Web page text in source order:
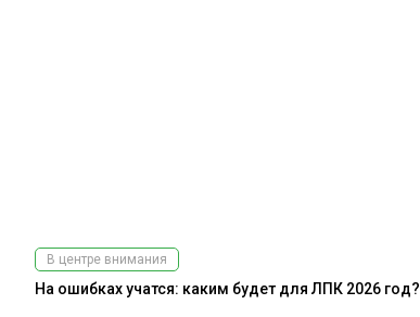
В центре внимания
На ошибках учатся: каким будет для ЛПК 2026 год?